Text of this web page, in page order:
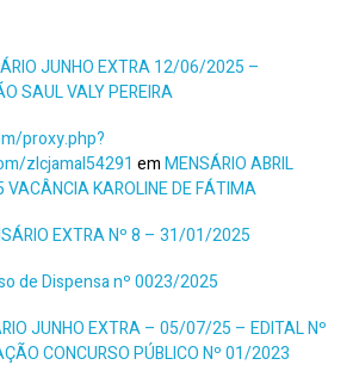
JUNHO EXTRA 12/06/2025 –
SAUL VALY PEREIRA
proxy.php?
zlcjamal54291 emMENSÁRIO ABRIL
KAROLINE DE FÁTIMA
EXTRA Nº 8 – 31/01/2025
de Dispensa nº 0023/2025
JUNHO EXTRA – 05/07/25 – EDITAL Nº
CONCURSO PÚBLICO Nº 01/2023